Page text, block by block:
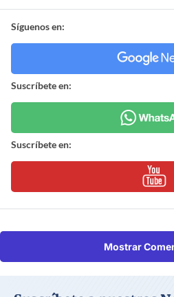
Síguenos en:
Suscríbete en:
Suscríbete en:
Mostrar